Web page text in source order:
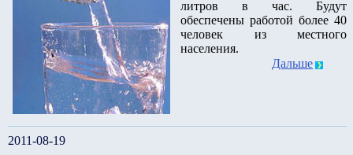
литров в час. Будут
обеспечены работой более 40
человек из местного
населения.
Дальше
2011-08-19